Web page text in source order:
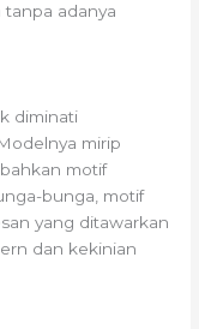
adanya
diminati
mirip
motif
bunga, motif
yang ditawarkan
dan kekinian